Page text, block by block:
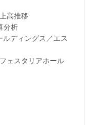
推移
析
ィングス／エス
スタリアホール